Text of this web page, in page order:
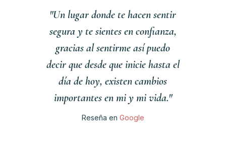
"Un lugar donde te hacen sentir
segura y te sientes en confianza,
gracias al sentirme así puedo
decir que desde que inicie hasta el
día de hoy, existen cambios
importantes en mi y mi vida."
Reseña en Google